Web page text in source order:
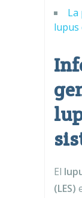
La
lupus
El
(LES)